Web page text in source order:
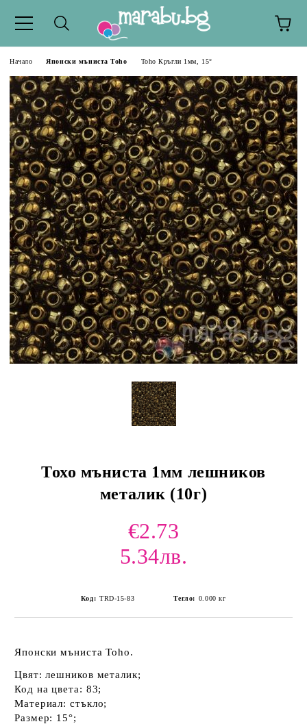
Начало Японски мъниста Toho Toho Кръгли 1мм, 15°
Тохо мъниста 1мм лешников
металик (10г)
€2.73
5.34лв.
Код: TRD-15-83 Тегло: 0.000 кг
Японски мъниста Toho.
Цвят: лешников металик;
Код на цвета: 83;
Материал: стъкло;
Размер: 15°;